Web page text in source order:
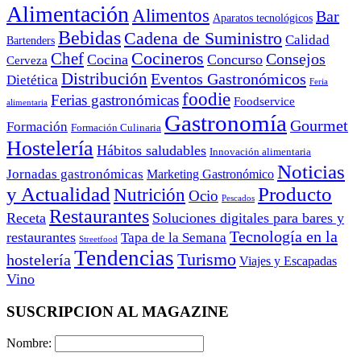
Alimentación Alimentos Aparatos tecnológicos Bar
Bartenders Bebidas Cadena de Suministro Calidad
Cerveza Chef Cocina Cocineros Concurso Consejos
Dietética Distribución Eventos Gastronómicos Feria
alimentaria Ferias gastronómicasfoodie Foodservice
Formación Formación Culinaria Gastronomía Gourmet
Hostelería Hábitos saludables Innovación alimentaria
Jornadas gastronómicas Marketing Gastronómico Noticias
y Actualidad Nutrición Ocio Pescados Producto
Receta Restaurantes Soluciones digitales para bares y
restaurantes Streetfood Tapa de la Semana Tecnología en la
hostelería Tendencias Turismo Viajes y Escapadas
Vino
SUSCRIPCION AL MAGAZINE
Nombre: